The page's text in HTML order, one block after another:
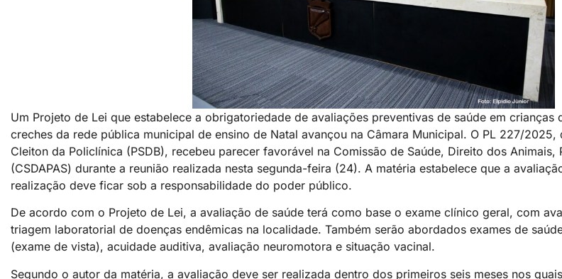
Um Projeto de Lei que estabelece a obrigatoriedade de avaliações preventivas de saúde em crianças
creches da rede pública municipal de ensino de Natal avançou na Câmara Municipal. O PL 227/
Cleiton da Policlínica (PSDB), recebeu parecer favorável na Comissão de Saúde, Direito dos Animais,
(CSDAPAS) durante a reunião realizada nesta segunda-feira (24). A matéria estabelece que a
realização deve ficar sob a responsabilidade do poder público.
De acordo com o Projeto de Lei, a avaliação de saúde terá como base o exame clínico geral, com
triagem laboratorial de doenças endêmicas na localidade. Também serão abordados exames de
(exame de vista), acuidade auditiva, avaliação neuromotora e situação vacinal.
Segundo o autor da matéria, a avaliação deve ser realizada dentro dos primeiros seis meses nos